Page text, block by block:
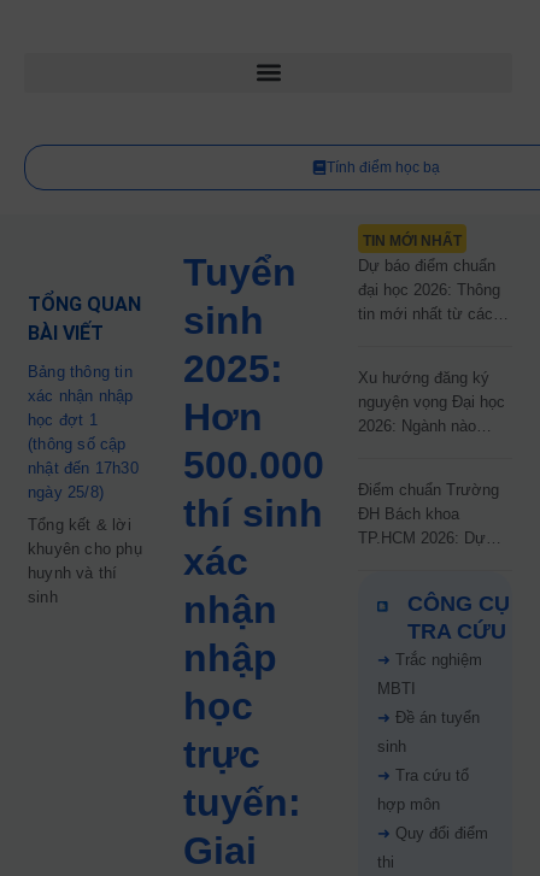
Tính điểm học bạ
TỔNG QUAN
BÀI VIẾT
Bảng thông tin
xác nhận nhập
học đợt 1
(thông số cập
nhật đến 17h30
ngày 25/8)
Tổng kết & lời
khuyên cho phụ
huynh và thí
sinh
Tuyển
sinh
2025:
Hơn
500.000
thí sinh
xác
nhận
nhập
học
trực
tuyến:
Giai
TIN MỚI NHẤT
Dự báo điểm chuẩn
đại học 2026: Thông
tin mới nhất từ các
Xu hướng đăng ký
nguyện vọng Đại học
2026: Ngành nào
Điểm chuẩn Trường
ĐH Bách khoa
TP.HCM 2026: Dự
67%
CÔNG CỤ
TRA CỨU
➜ Trắc nghiệm
MBTI
➜ Đề án tuyển
sinh
➜ Tra cứu tổ
hợp môn
➜ Quy đổi điểm
thi